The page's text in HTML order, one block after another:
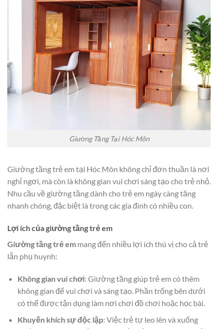
Giường Tầng Tại Hóc Môn
Giường tầng trẻ em tại Hóc Môn không chỉ đơn thuần là nơi
nghỉ ngơi, mà còn là không gian vui chơi sáng tạo cho trẻ nhỏ.
Nhu cầu về giường tầng dành cho trẻ em ngày càng tăng
nhanh chóng, đặc biệt là trong các gia đình có nhiều con.
Lợi ích của giường tầng trẻ em
Giường tầng trẻ em mang đến nhiều lợi ích thú vị cho cả trẻ
lẫn phụ huynh:
Không gian vui chơi: Giường tầng giúp trẻ em có thêm
không gian để vui chơi và sáng tạo. Phần trống bên dưới
có thể được tận dụng làm nơi chơi đồ chơi hoặc học bài.
Khuyến khích sự độc lập: Việc trẻ tự leo lên và xuống